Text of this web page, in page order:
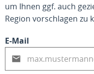
um Ihnen ggf. auch
Region vorschlagen zu
E-Mail